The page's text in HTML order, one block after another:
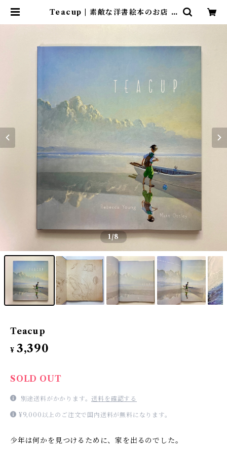
Teacup | 素敵な洋書絵本のお店 R
1/8
Teacup
¥ 3,390
SOLD OUT
別途送料がかかります。送料を確認する
¥9,000以上のご注文で国内送料が無料になります。
少年は何かを見つけるために、家を出るのでした。